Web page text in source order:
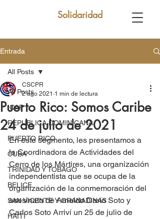
Solidaridad
Entrada
All Posts
ICAP
REPUBLICA DOMINICANA
PUERTO RICO
CUBA
TRINIDAD Y TOBAGO
BELICE
SAN VICENTE Y GRANADINAS
HAITÍ
All Posts
Puerto Rico: Somos Caribe
24 de julio de 2021
CSCPR
2 ago 2021 1 min de lectura
En este segmento, les presentamos a
la Coordinadora de Actividades del
Cerro de los Mártires, una organización
independentista que se ocupa de la
organización de la conmemoración del
asesinato de Arnaldo Darío Soto y
Carlos Soto Arriví un 25 de julio de